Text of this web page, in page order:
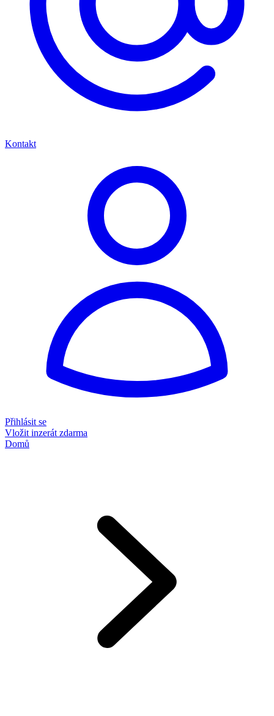
Kontakt
Přihlásit se
Vložit inzerát zdarma
Domů